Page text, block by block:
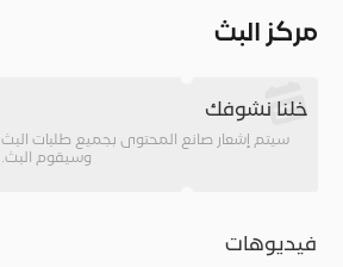
مركز البث
خلنا نشوفك
سيتم إشعار صانع المحتوى بجميع طلبات البث
وسيقوم البث.
فيديوهات